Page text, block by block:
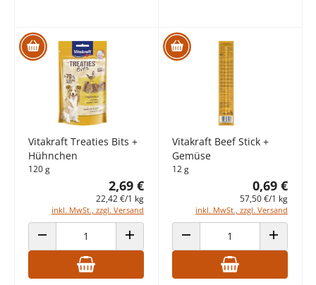
Vitakraft Treaties Bits +
Hühnchen
120 g
2,69 €
22,42 €/1 kg
inkl. MwSt., zzgl. Versand
ANZAHL VERRINGERN ANZAHL ERHÖHEN
Vitakraft Beef Stick +
Gemüse
12 g
0,69 €
57,50 €/1 kg
inkl. MwSt., zzgl. Versand
ANZAHL VERRINGERN ANZAHL